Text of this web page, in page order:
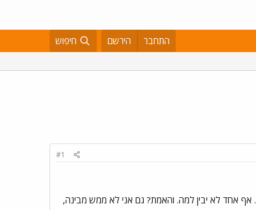
התחבר הירשם חיפוש
#1
אף אחד לא יבין למה. והאמת? גם אני לא ממש מבינה,